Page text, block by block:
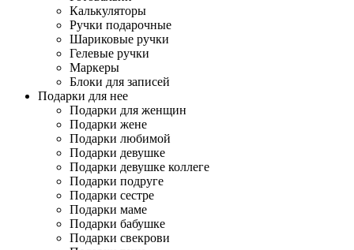
Калькуляторы
Ручки подарочные
Шариковые ручки
Гелевые ручки
Маркеры
Блоки для записей
Подарки для нее
Подарки для женщин
Подарки жене
Подарки любимой
Подарки девушке
Подарки девушке коллеге
Подарки подруге
Подарки сестре
Подарки маме
Подарки бабушке
Подарки свекрови